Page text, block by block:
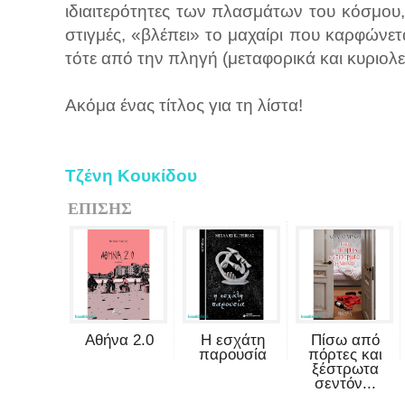
ιδιαιτερότητες των πλασμάτων του κόσμου,
στιγμές, «βλέπει» το μαχαίρι που
τότε από την πληγή (μεταφορικά και
Ακόμα ένας τίτλος για τη λίστα!
Τζένη Κουκίδου
ΕΠΙΣΗΣ
Αθήνα 2.0
Η εσχάτη
παρουσία
Πίσω από
πόρτες και
ξέστρωτα
σεντόν...